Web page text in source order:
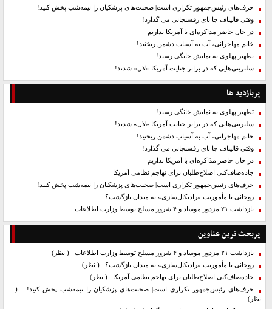
حرف‌های رئیس‌جمهور تکراری است| صحبت‌های پزشکیان را نیمه‌شب پخش کنید!
وقتی قالیباف جا پای رفسنجانی می گذارد!
در حال حاضر مذاکره‌ای با آمریکا نداریم
خانم مهاجرانی، آب به آسیاب دشمن ریختید!
تطهیر پهلوی به نمایش خانگی رسید!
سلبریتی‌هایی که در برابر جنایت آمریکا «لال» شدند!
پربازدید ها
تطهیر پهلوی به نمایش خانگی رسید!
سلبریتی‌هایی که در برابر جنایت آمریکا «لال» شدند!
خانم مهاجرانی، آب به آسیاب دشمن ریختید!
وقتی قالیباف جا پای رفسنجانی می گذارد!
در حال حاضر مذاکره‌ای با آمریکا نداریم
جاده‌صاف‌کنی اصلاح‌طلبان برای تهاجم نظامی آمریکا
حرف‌های رئیس‌جمهور تکراری است| صحبت‌های پزشکیان را نیمه‌شب پخش کنید!
روحانی با مأموریت «رادیکال‌سازی» به میدان بازگشت؟
بازداشت ۲۱ مزدور موساد و ۴ شرور مسلح توسط وزارت اطلاعات
پربحث ترین عناوین
بازداشت ۲۱ مزدور موساد و ۴ شرور مسلح توسط وزارت اطلاعات
( نظر)
روحانی با مأموریت «رادیکال‌سازی» به میدان بازگشت؟ ( نظر)
جاده‌صاف‌کنی اصلاح‌طلبان برای تهاجم نظامی آمریکا ( نظر)
حرف‌های رئیس‌جمهور تکراری است| صحبت‌های پزشکیان را نیمه‌شب پخش کنید!
(
نظر)